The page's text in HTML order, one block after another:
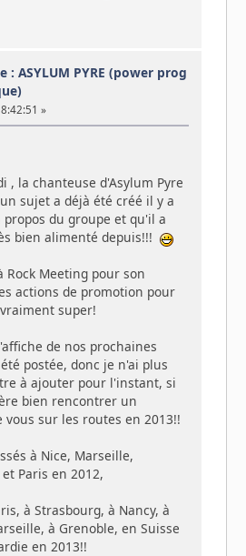
: ASYLUM PYRE (power prog
»
, la chanteuse d'Asylum Pyre
sujet a déjà été créé il y a
du groupe et qu'il a
bien alimenté depuis!!!
Rock Meeting pour son
actions de promotion pour
super!
de nos prochaines
postée, donc je n'ai plus
à ajouter pour l'instant, si
bien rencontrer un
sur les routes en 2013!!
à Nice, Marseille,
Paris en 2012,
à Strasbourg, à Nancy, à
à Grenoble, en Suisse
en 2013!!